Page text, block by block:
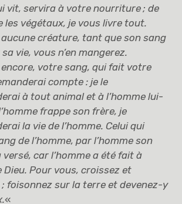
vit, servira à votre nourriture ; de
les végétaux, je vous livre tout.
créature, tant que son sang
vie, vous n’en mangerez.
votre sang, qui fait votre
compte : je le
à tout animal et à l’homme lui-
frappe son frère, je
la vie de l’homme. Celui qui
de l’homme, par l’homme son
car l’homme a été fait à
Dieu. Pour vous, croissez et
; foisonnez sur la terre et devenez-y
«